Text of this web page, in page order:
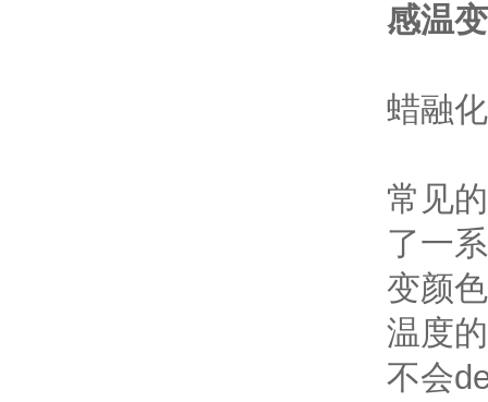
感温
蜡融
常见
了一
变颜
温度
不会